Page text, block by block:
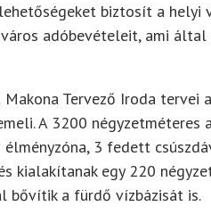
biztosít a helyi
adóbevételeit, ami
Makona Tervező Iroda
A 3200
3 fedett
kialakítanak egy 220
bővítik a fürdő vízbázisát is.